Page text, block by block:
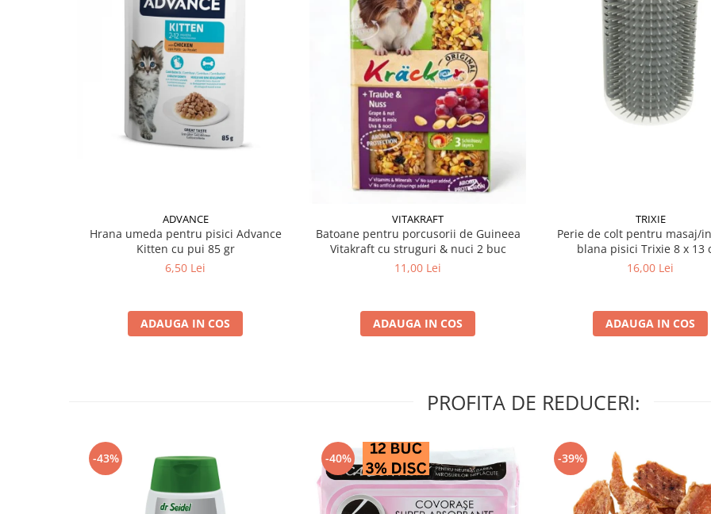
ADVANCE
Hrana umeda pentru pisici Advance
Kitten cu pui 85 gr
6,50 Lei
ADAUGA IN COS
VITAKRAFT
Batoane pentru porcusorii de Guineea
Vitakraft cu struguri & nuci 2 buc
11,00 Lei
ADAUGA IN COS
TRIXIE
Perie de colt pentru masaj/
blana pisici Trixie 8
16,00 Lei
ADAUGA IN COS
PROFITA DE REDUCERI:
-43% -40% -39%